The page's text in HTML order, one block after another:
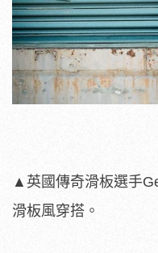
▲英國傳奇滑板選手
滑板風穿搭。